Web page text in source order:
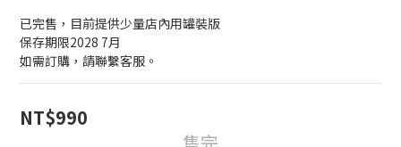
已完售，目前提供少量店內用罐裝版
保存期限2028 7月
如需訂購，請聯繫客服。
NT$990